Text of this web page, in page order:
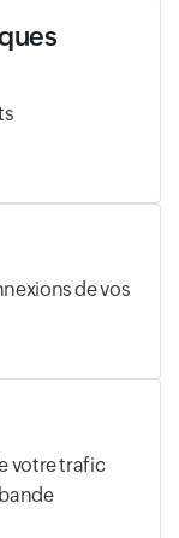
de vos
votre trafic